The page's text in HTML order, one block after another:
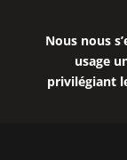
Nous nous
usage
privilégiant